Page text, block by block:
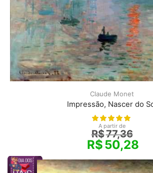
Claude Monet
Impressão, Nascer do
A partir de
R$77,36
R$50,28